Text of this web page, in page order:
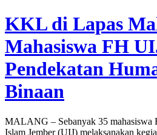
KKL di Lapas
Mahasiswa FH
Pendekatan
Binaan
MALANG – Sebanyak 35 mahasiswa
Islam Jember (UIJ) melaksanakan